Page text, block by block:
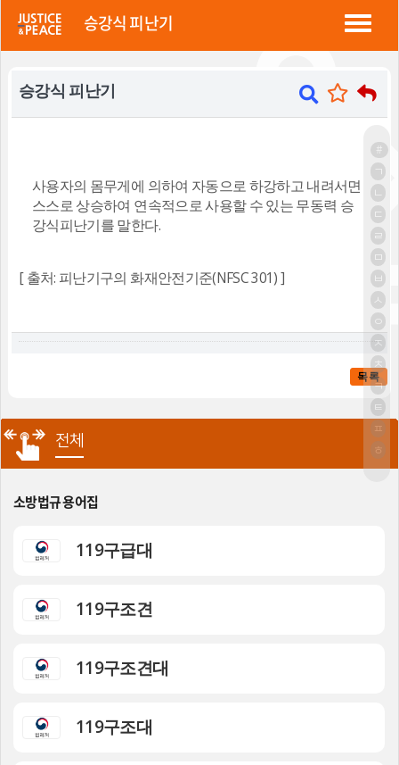
정평 "소방법"
승강식 피난기
승강식 피난기
사용자의 몸무게에 의하여 자동으로 하강하고 내려서면
스스로 상승하여 연속적으로 사용할 수 있는 무동력 승
강식피난기를 말한다.
[ 출처: 피난기구의 화재안전기준(NFSC 301) ]
목록
#
ㄱ
ㄴ
ㄷ
ㄹ
ㅁ
ㅂ
ㅅ
ㅇ
ㅈ
ㅊ
ㅋ
ㅌ
ㅍ
ㅎ
전체
소방법규 용어집
119구급대
119구조견
119구조견대
119구조대